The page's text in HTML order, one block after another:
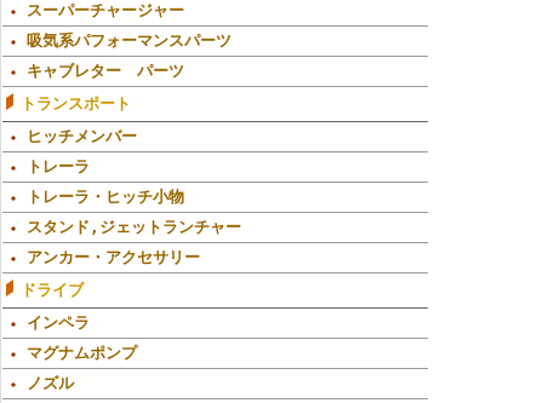
スーパーチャージャー
吸気系パフォーマンスパーツ
キャブレター パーツ
トランスポート
ヒッチメンバー
トレーラ
トレーラ・ヒッチ小物
スタンド,ジェットランチャー
アンカー・アクセサリー
ドライブ
インペラ
マグナムポンプ
ノズル